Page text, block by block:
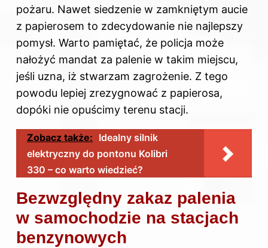
pożaru. Nawet siedzenie w zamkniętym aucie
z papierosem to zdecydowanie nie najlepszy
pomysł. Warto pamiętać, że policja może
nałożyć mandat za palenie w takim miejscu,
jeśli uzna, iż stwarzam zagrożenie. Z tego
powodu lepiej zrezygnować z papierosa,
dopóki nie opuścimy terenu stacji.
Zobacz także: Idealny silnik
elektryczny do pontonu Kolibri
330 – co warto wiedzieć?
Bezwzględny zakaz palenia
w samochodzie na stacjach
benzynowych